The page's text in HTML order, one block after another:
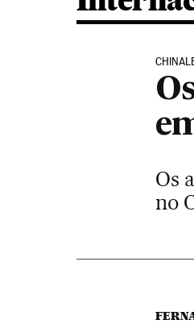
Os
no